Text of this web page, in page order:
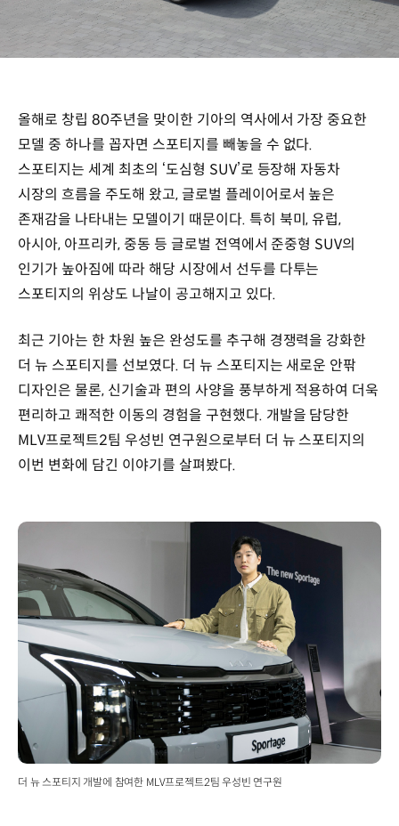
올해로 창립 80주년을 맞이한 기아의 역사에서 가장 중요한
모델 중 하나를 꼽자면 스포티지를 빼놓을 수 없다.
스포티지는 세계 최초의 ‘도심형 SUV’로 등장해 자동차
시장의 흐름을 주도해 왔고, 글로벌 플레이어로서 높은
존재감을 나타내는 모델이기 때문이다. 특히 북미, 유럽,
아시아, 아프리카, 중동 등 글로벌 전역에서 준중형 SUV의
인기가 높아짐에 따라 해당 시장에서 선두를 다투는
스포티지의 위상도 나날이 공고해지고 있다.
최근 기아는 한 차원 높은 완성도를 추구해 경쟁력을 강화한
더 뉴 스포티지를 선보였다. 더 뉴 스포티지는 새로운 안팎
디자인은 물론, 신기술과 편의 사양을 풍부하게 적용하여 더욱
편리하고 쾌적한 이동의 경험을 구현했다. 개발을 담당한
MLV프로젝트2팀 우성빈 연구원으로부터 더 뉴 스포티지의
이번 변화에 담긴 이야기를 살펴봤다.
더 뉴 스포티지 개발에 참여한 MLV프로젝트2팀 우성빈 연구원